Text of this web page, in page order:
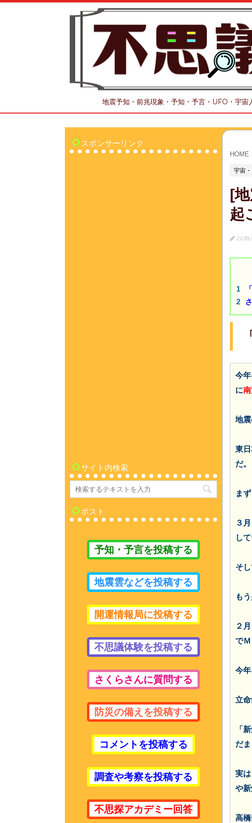
地震予知・前兆現象・予知・予言・UFO・宇宙
HOME
宇宙
[
起
今
に
地
東
だ。
ま
３
して
そ
も
２
でＭ
今年
立
「
だ
実
や
高
スポンサーリンク
サイト内検索
ポスト
予知・予言を投稿する
地震雲などを投稿する
開運情報局に投稿する
不思議体験を投稿する
さくらさんに質問する
防災の備えを投稿する
コメントを投稿する
調査や考察を投稿する
不思探アカデミー回答